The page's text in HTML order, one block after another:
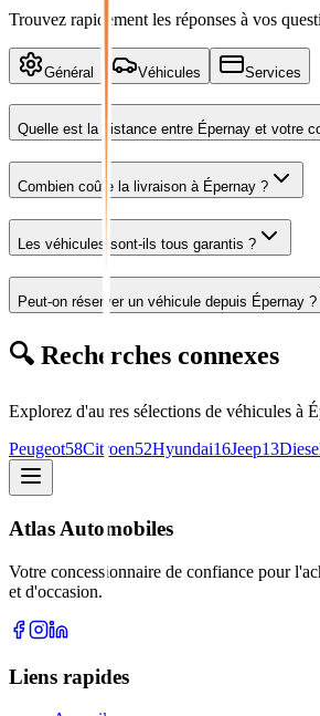
Trouvez rapidement les réponses à vos
Général Véhicules Services
Quelle est la distance entre Épernay et votre
Combien coûte la livraison à Épernay ?
Les véhicules sont-ils tous garantis ?
Peut-on réserver un véhicule depuis Épernay ?
🔍 Recherches connexes
Explorez d'autres sélections de véhicules à
Peugeot58Citroen52Hyundai16Jeep13
Atlas Automobiles
Votre concessionnaire de confiance pour
et d'occasion.
Liens rapides